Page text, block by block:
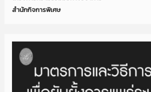
สำนักกิจการพิเศษ